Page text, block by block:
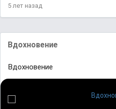
5 лет назад
Вдохновение
Вдохновение